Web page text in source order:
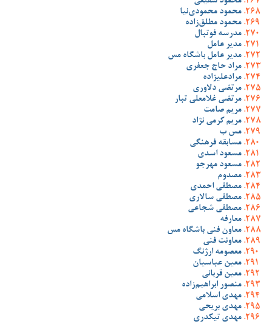
محمود محمودی‌نیا
محمود مطلق‌زاده
مدرسه فوتبال
مدیر عامل
مدیر عامل باشگاه مس
مراد حاج جعفری
مرادعلیزاده
مرتضی دلاوری
مرتضی غلامعلی تبار
مریم صامت
مریم کرمی نژاد
مس ب
مسابقه فرهنگی
مسعود اسدی
مسعود مهرجو
مصدوم
مصطفی احمدی
مصطفی سالاری
مصطفی شجاعی
معارفه
معاون فنی باشگاه مس
معاونت فنی
معصومه ارژنگ
معین عباسیان
معین قربانی
منصور ابراهیم‌زاده
مهدی اسلامی
مهدی بریحی
مهدی تیکدری